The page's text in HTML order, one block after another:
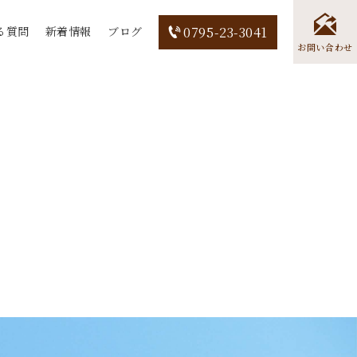
質問 新着情報 ブログ 0795-23-3041
お問い合わせ